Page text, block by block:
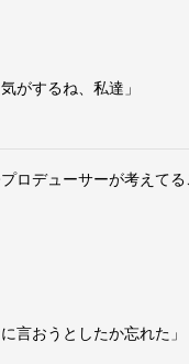
がするね、私達」
ロデューサーが考えてる
おうとしたか忘れた」